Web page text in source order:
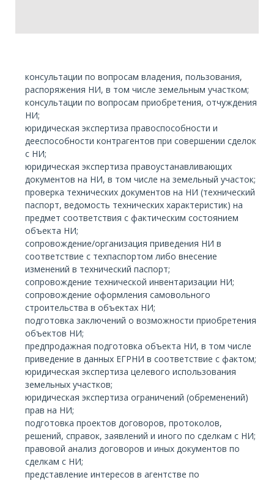
консультации по вопросам владения, пользования,
распоряжения НИ, в том числе земельным участком;
консультации по вопросам приобретения, отчуждения
НИ;
юридическая экспертиза правоспособности и
дееспособности контрагентов при совершении сделок
с НИ;
юридическая экспертиза правоустанавливающих
документов на НИ, в том числе на земельный участок;
проверка технических документов на НИ (технический
паспорт, ведомость технических характеристик) на
предмет соответствия с фактическим состоянием
объекта НИ;
сопровождение/организация приведения НИ в
соответствие с техпаспортом либо внесение
изменений в технический паспорт;
сопровождение технической инвентаризации НИ;
сопровождение оформления самовольного
строительства в объектах НИ;
подготовка заключений о возможности приобретения
объектов НИ;
предпродажная подготовка объекта НИ, в том числе
приведение в данных ЕГРНИ в соответствие с фактом;
юридическая экспертиза целевого использования
земельных участков;
юридическая экспертиза ограничений (обременений)
прав на НИ;
подготовка проектов договоров, протоколов,
решений, справок, заявлений и иного по сделкам с НИ;
правовой анализ договоров и иных документов по
сделкам с НИ;
представление интересов в агентстве по